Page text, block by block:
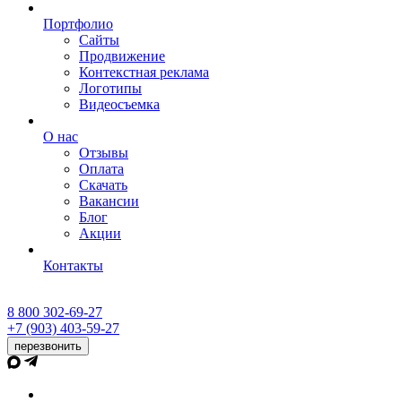
Портфолио
Сайты
Продвижение
Контекстная реклама
Логотипы
Видеосъемка
О нас
Отзывы
Оплата
Скачать
Вакансии
Блог
Акции
Контакты
8 800 302-69-27
+7 (903) 403-59-27
перезвонить